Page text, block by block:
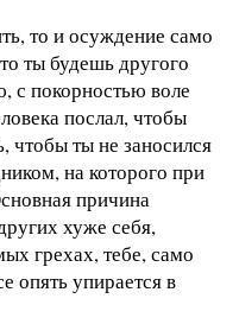
то и осуждение само
ты будешь другого
с покорностью воле
послал, чтобы
чтобы ты не заносился
на которого при
причина
хуже себя,
грехах, тебе, само
опять упирается в